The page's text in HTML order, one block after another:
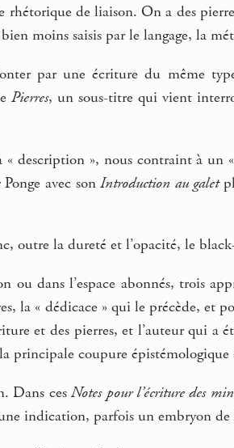
rhétorique de liaison. On a des
moins saisis par le langage, la
par une écriture du même
Pierres, un sous-titre qui vient
« description », nous contraint à
avec sonIntroduction au galet
outre la dureté et l’opacité, le
ou dans l’espace abonnés, trois
la « dédicace » qui le précède, et
et des pierres, et l’auteur qui a
principale coupure épistémologique
Dans cesNotes pour l’écriture des
indication, parfois un embryon